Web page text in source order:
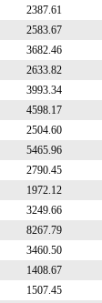
2387.61
2583.67
3682.46
2633.82
3993.34
4598.17
2504.60
5465.96
2790.45
1972.12
3249.66
8267.79
3460.50
1408.67
1507.45